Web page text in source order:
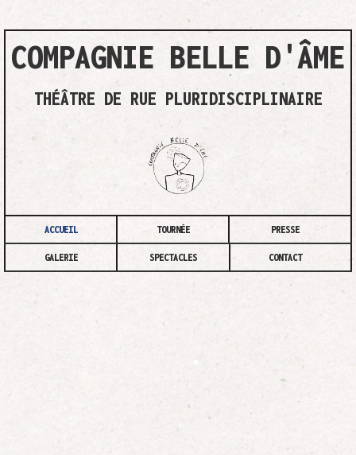
COMPAGNIE BELLE D'ÂME
THÉÂTRE DE RUE PLURIDISCIPLINAIRE
ACCUEIL TOURNÉE PRESSE
GALERIE SPECTACLES CONTACT